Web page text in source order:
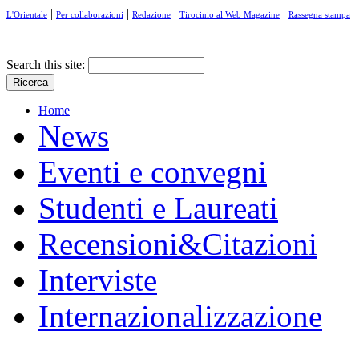
L'Orientale | Per collaborazioni | Redazione | Tirocinio al Web Magazine | Rassegna stampa
Search this site:
Home
News
Eventi e convegni
Studenti e Laureati
Recensioni&Citazioni
Interviste
Internazionalizzazione